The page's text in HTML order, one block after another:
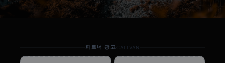
파트너 광고CALLVAN